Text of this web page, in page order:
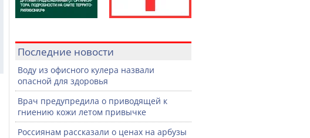
Последние новости
Воду из офисного кулера назвали
опасной для здоровья
Врач предупредила о приводящей к
гниению кожи летом привычке
Россиянам рассказали о ценах на арбузы